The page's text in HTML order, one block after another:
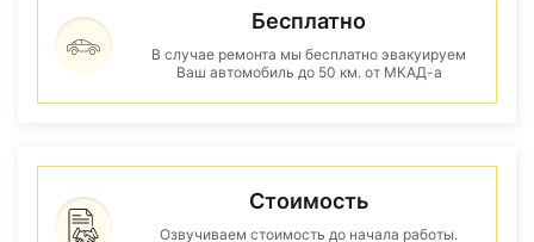
Бесплатно
В случае ремонта мы бесплатно эвакуируем
Ваш автомобиль до 50 км. от МКАД-а
Стоимость
Озвучиваем стоимость до начала работы.